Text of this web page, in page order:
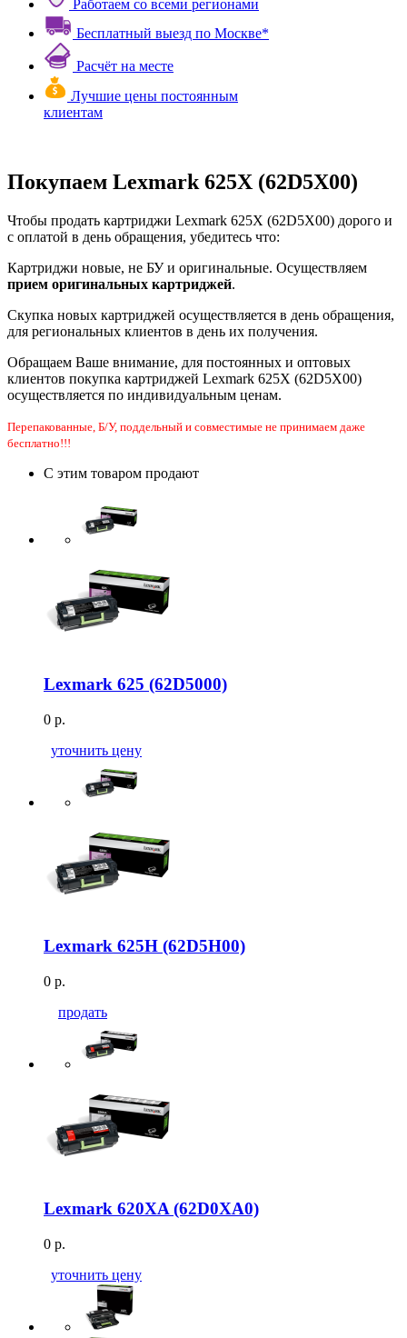
Работаем со всеми регионами
Бесплатный выезд по Москве*
Расчёт на месте
Лучшие цены постоянным
клиентам
Покупаем Lexmark 625X (62D5X00)
Чтобы продать картриджи Lexmark 625X (62D5X00) дорого и
с оплатой в день обращения, убедитесь что:
Картриджи новые, не БУ и оригинальные. Осуществляем
прием оригинальных картриджей.
Скупка новых картриджей осуществляется в день обращения,
для региональных клиентов в день их получения.
Обращаем Ваше внимание, для постоянных и оптовых
клиентов покупка картриджей Lexmark 625X (62D5X00)
осуществляется по индивидуальным ценам.
Перепакованные, Б/У, поддельный и совместимые не принимаем даже
бесплатно!!!
С этим товаром продают
Lexmark 625 (62D5000)
0 р.
уточнить цену
Lexmark 625H (62D5H00)
0 р.
продать
Lexmark 620XA (62D0XA0)
0 р.
уточнить цену